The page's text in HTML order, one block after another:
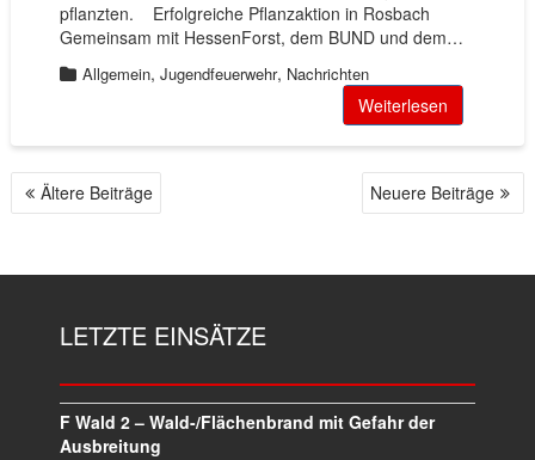
pflanzten. Erfolgreiche Pflanzaktion in Rosbach
Gemeinsam mit HessenForst, dem BUND und dem…
Allgemein, Jugendfeuerwehr, Nachrichten
Weiterlesen
B Ältere Beiträge Neuere Beiträge
LETZTE EINSÄTZE
F Wald 2 – Wald-/Flächenbrand mit Gefahr der
Ausbreitung